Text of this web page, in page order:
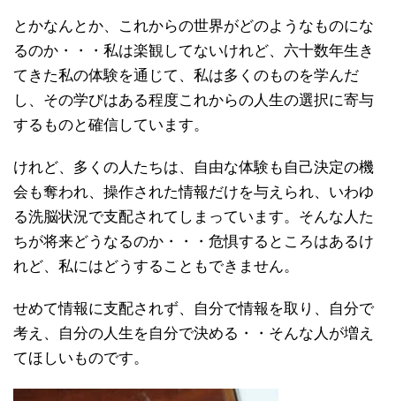
とかなんとか、これからの世界がどのようなものにな
るのか・・・私は楽観してないけれど、六十数年生き
てきた私の体験を通じて、私は多くのものを学んだ
し、その学びはある程度これからの人生の選択に寄与
するものと確信しています。
けれど、多くの人たちは、自由な体験も自己決定の機
会も奪われ、操作された情報だけを与えられ、いわゆ
る洗脳状況で支配されてしまっています。そんな人た
ちが将来どうなるのか・・・危惧するところはあるけ
れど、私にはどうすることもできません。
せめて情報に支配されず、自分で情報を取り、自分で
考え、自分の人生を自分で決める・・そんな人が増え
てほしいものです。